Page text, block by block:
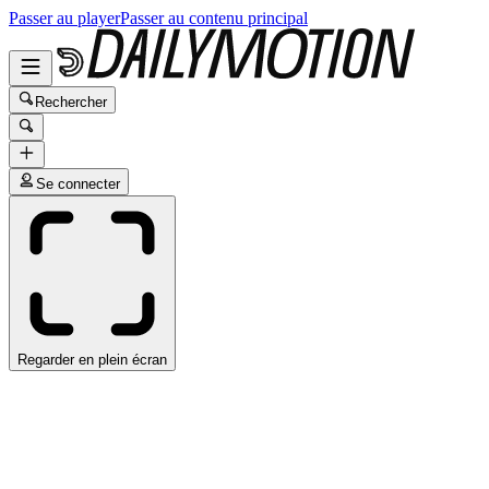
Passer au playerPasser au contenu principal
Rechercher
Se connecter
Regarder en plein écran